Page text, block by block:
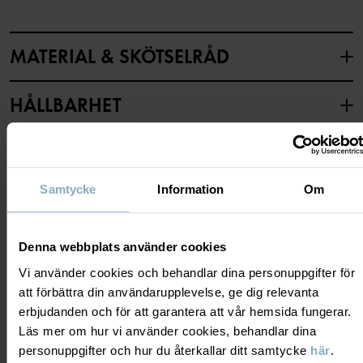
Samtycke Information Om
Denna webbplats använder cookies
Vi använder cookies och behandlar dina personuppgifter för
att förbättra din användarupplevelse, ge dig relevanta
erbjudanden och för att garantera att vår hemsida fungerar.
Läs mer om hur vi använder cookies, behandlar dina
personuppgifter och hur du återkallar ditt samtycke här.
MATERIAL & SKÖTSELRÅD
Material
Skötselråd
TVÄTT
40°C maskintvätt varm
Ej blekning
Ej torktumling
Strykning medeltemperatur
HÅLLBARHET
Leverans & retur
Leverans
Vi erbjuder fri frakt över 699 kr och leveranstiden är 1–4 dagar. I
kassan visas de tillgängliga leveransalternativ baserat på vilket
postnummer som ordern ska levereras till.